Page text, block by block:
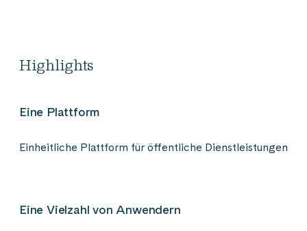
Highlights
Eine Plattform
Einheitliche Plattform für öffentliche Dienstleistungen
Eine Vielzahl von Anwendern